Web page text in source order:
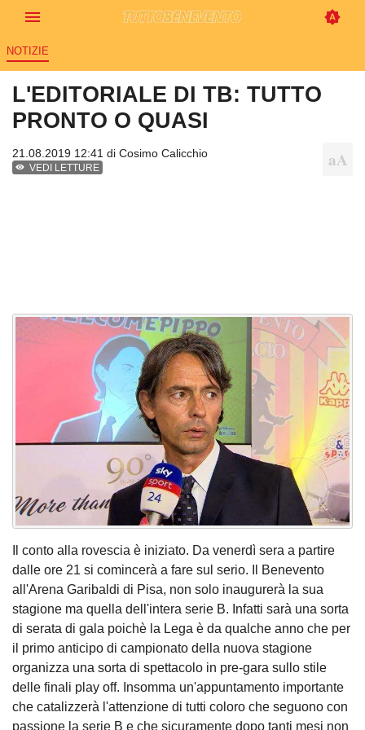
NOTIZIE
L'EDITORIALE DI TB: TUTTO
PRONTO O QUASI
21.08.2019 12:41 di Cosimo Calicchio
VEDI LETTURE
Il conto alla rovescia è iniziato. Da venerdì sera a partire
dalle ore 21 si comincerà a fare sul serio. Il Benevento
all'Arena Garibaldi di Pisa, non solo inaugurerà la sua
stagione ma quella dell'intera serie B. Infatti sarà una sorta
di serata di gala poichè la Lega è da qualche anno che per
il primo anticipo di campionato della nuova stagione
organizza una sorta di spettacolo in pre-gara sullo stile
delle finali play off. Insomma un'appuntamento importante
che catalizzerà l'attenzione di tutti coloro che seguono con
passione la serie B e che sicuramente dopo tanti mesi non